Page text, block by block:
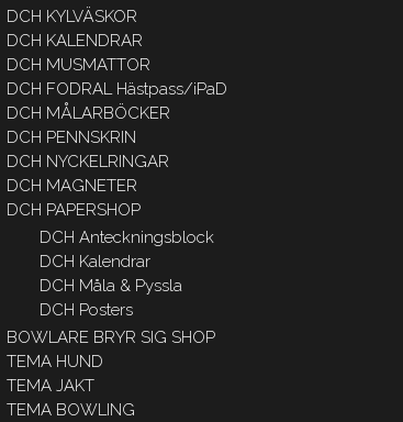
DCH KYLVÄSKOR
DCH KALENDRAR
DCH MUSMATTOR
DCH FODRAL Hästpass/iPaD
DCH MÅLARBÖCKER
DCH PENNSKRIN
DCH NYCKELRINGAR
DCH MAGNETER
DCH PAPERSHOP
DCH Anteckningsblock
DCH Kalendrar
DCH Måla & Pyssla
DCH Posters
BOWLARE BRYR SIG SHOP
TEMA HUND
TEMA JAKT
TEMA BOWLING